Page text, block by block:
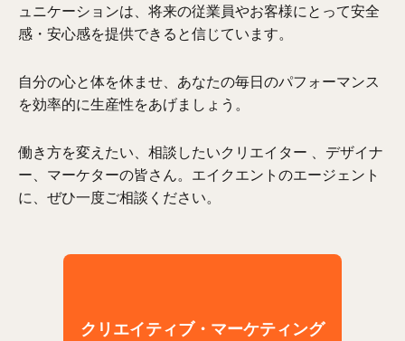
ュニケーションは、将来の従業員やお客様にとって安全
感・安心感を提供できると信じています。
自分の心と体を休ませ、あなたの毎日のパフォーマンス
を効率的に生産性をあげましょう。
働き方を変えたい、相談したいクリエイター 、デザイナ
ー、マーケターの皆さん。エイクエントのエージェント
に、ぜひ一度ご相談ください。
クリエイティブ・マーケティング